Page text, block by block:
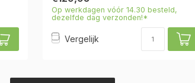
Op werkdagen vóór 14.30 besteld,
dezelfde dag verzonden!*
Vergelijk